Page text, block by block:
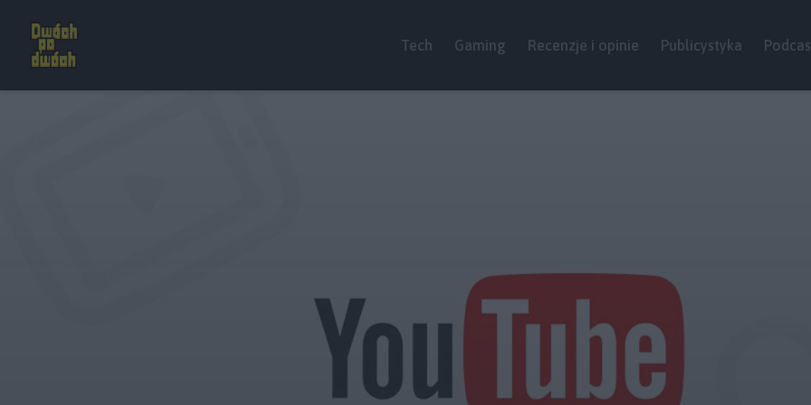
Tech Gaming Recenzje i opinie Publicystyka